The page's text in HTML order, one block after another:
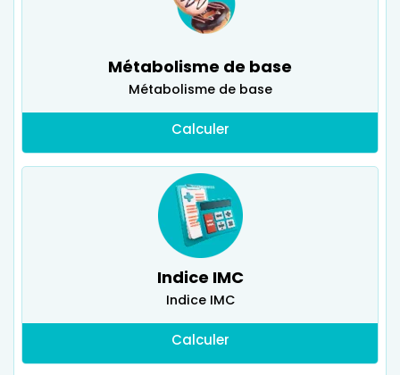
Métabolisme de base
Métabolisme de base
Calculer
Indice IMC
Indice IMC
Calculer